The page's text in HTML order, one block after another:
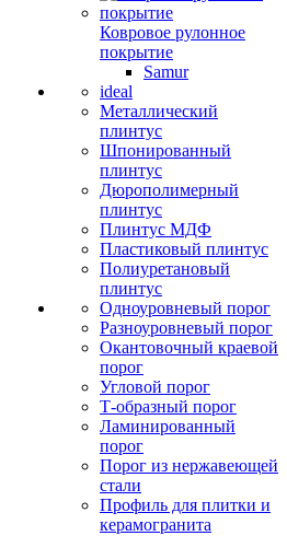
Ковровое рулонное
покрытие
Samur
ideal
Металлический
плинтус
Шпонированный
плинтус
Дюрополимерный
плинтус
Плинтус МДФ
Пластиковый плинтус
Полиуретановый
плинтус
Одноуровневый порог
Разноуровневый порог
Окантовочный краевой
порог
Угловой порог
Т-образный порог
Ламинированный
порог
Порог из нержавеющей
стали
Профиль для плитки и
керамогранита